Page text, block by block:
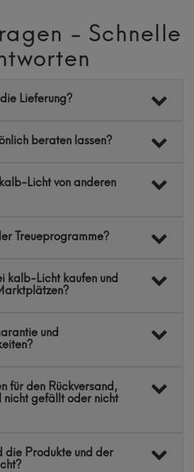
- Schnelle
Lieferung?
beraten lassen?
Licht von anderen
Treueprogramme?
kalb-Licht kaufen und
und
für den Rückversand,
nicht gefällt oder nicht
die Produkte und der